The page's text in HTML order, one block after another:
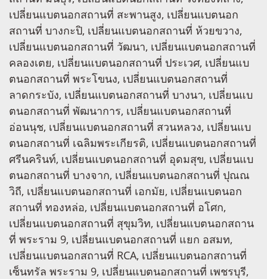
เปลี่ยนแบตนอกสถานที่ สะพานสูง, เปลี่ยนแบตนอก
สถานที่ บางกะปิ, เปลี่ยนแบตนอกสถานที่ ห้วยขวาง,
เปลี่ยนแบตนอกสถานที่ วัฒนา, เปลี่ยนแบตนอกสถานที่
คลองเตย, เปลี่ยนแบตนอกสถานที่ ประเวศ, เปลี่ยนแบ
ตนอกสถานที่ พระโขนง, เปลี่ยนแบตนอกสถานที่
ลาดกระบัง, เปลี่ยนแบตนอกสถานที่ บางนา, เปลี่ยนแบ
ตนอกสถานที่ พัฒนาการ, เปลี่ยนแบตนอกสถานที่
อ่อนนุช, เปลี่ยนแบตนอกสถานที่ สวนหลวง, เปลี่ยนแบ
ตนอกสถานที่ เฉลิมพระเกียรติ, เปลี่ยนแบตนอกสถานที่
ศรีนครินท์, เปลี่ยนแบตนอกสถานที่ อุดมสุข, เปลี่ยนแบ
ตนอกสถานที่ บางจาก, เปลี่ยนแบตนอกสถานที่ ปุณณ
วิถี, เปลี่ยนแบตนอกสถานที่ เอกมัย, เปลี่ยนแบตนอก
สถานที่ ทองหล่อ, เปลี่ยนแบตนอกสถานที่ อโศก,
เปลี่ยนแบตนอกสถานที่ สุขุมวิท, เปลี่ยนแบตนอกสถาน
ที่ พระราม 9, เปลี่ยนแบตนอกสถานที่ แยก อสมท,
เปลี่ยนแบตนอกสถานที่ RCA, เปลี่ยนแบตนอกสถานที่
เซ็นทรัล พระราม 9, เปลี่ยนแบตนอกสถานที่ เพชรบุรี,